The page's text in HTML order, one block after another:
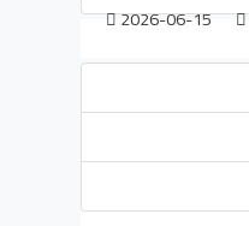
2026-06-15